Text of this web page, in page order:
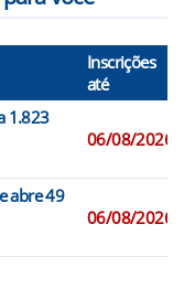
Inscrições
até
1.823
06/08/2026
abre 49
06/08/2026